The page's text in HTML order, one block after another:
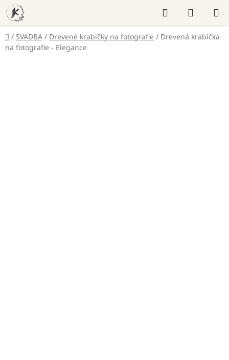
Prejsť
na
obsah
Hľadať
KOŠÍK
Domov
/ SVADBA / Drevené krabičky na fotografie / Drevená krabička
na fotografie - Elegance